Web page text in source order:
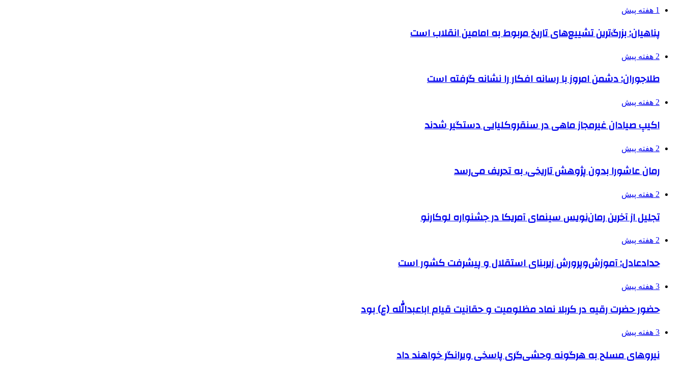
1 هفته پیش
پناهیان: بزرگ‌ترین تشییع‌های تاریخ مربوط به امامین انقلاب است
2 هفته پیش
طلاجوران: دشمن امروز با رسانه افکار را نشانه گرفته است
2 هفته پیش
اکیپ صیادان غیرمجاز ماهی در سنقروکلیایی دستگیر شدند
2 هفته پیش
رمان عاشورا بدون پژوهش تاریخی، به تحریف می‌رسد
2 هفته پیش
تجلیل از آخرین رمان‌نویس سینمای آمریکا در جشنواره لوکارنو
2 هفته پیش
حدادعادل: آموزش‌وپرورش زیربنای استقلال و پیشرفت کشور است
3 هفته پیش
حضور حضرت رقیه در کربلا نماد مظلومیت و حقانیت قیام اباعبدالله (ع) بود
3 هفته پیش
نیروهای مسلح به هرگونه وحشی‌گری پاسخی ویرانگر خواهند داد